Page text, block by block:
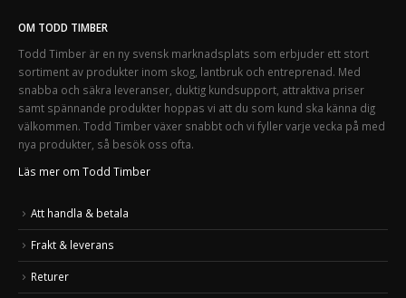
OM TODD TIMBER
Todd Timber är en ny svensk marknadsplats som erbjuder ett stort
sortiment av produkter inom skog, lantbruk och entreprenad. Med
snabba och säkra leveranser, duktig kundsupport, attraktiva priser
samt spännande produkter hoppas vi att du som kund ska känna dig
välkommen. Todd Timber växer snabbt och vi fyller varje vecka på med
nya produkter, så besök oss ofta.
Läs mer om Todd Timber
Att handla & betala
Frakt & leverans
Returer